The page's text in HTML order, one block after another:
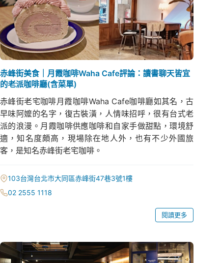
赤峰街美食｜月霞咖啡Waha Cafe評論：讀書聊天皆宜
的老派咖啡廳(含菜單)
赤峰街老宅咖啡月霞咖啡Waha Cafe咖啡廳如其名，古
早味阿嬤的名字，復古裝潢，人情味招呼，很有台式老
派的浪漫。月霞咖啡供應咖啡和自家手做甜點，環境舒
適，知名度頗高，現場除在地人外，也有不少外國旅
客，是知名赤峰街老宅咖啡。
103台灣台北市大同區赤峰街47巷3號1樓
02 2555 1118
閱讀更多